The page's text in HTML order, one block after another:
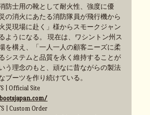
防士用の靴として耐火性、強度に優
の消火にあたる消防隊員が飛行機から
災現場に赴く」様からスモークジャン
ようになる。 現在は、ワシントン州ス
を構え、「一人一人の顧客ニーズに柔
システムと品質を永く維持することが
う理念のもと、頑なに昔ながらの製法
ブーツを作り続けている。
| Official Site
| Custom Order